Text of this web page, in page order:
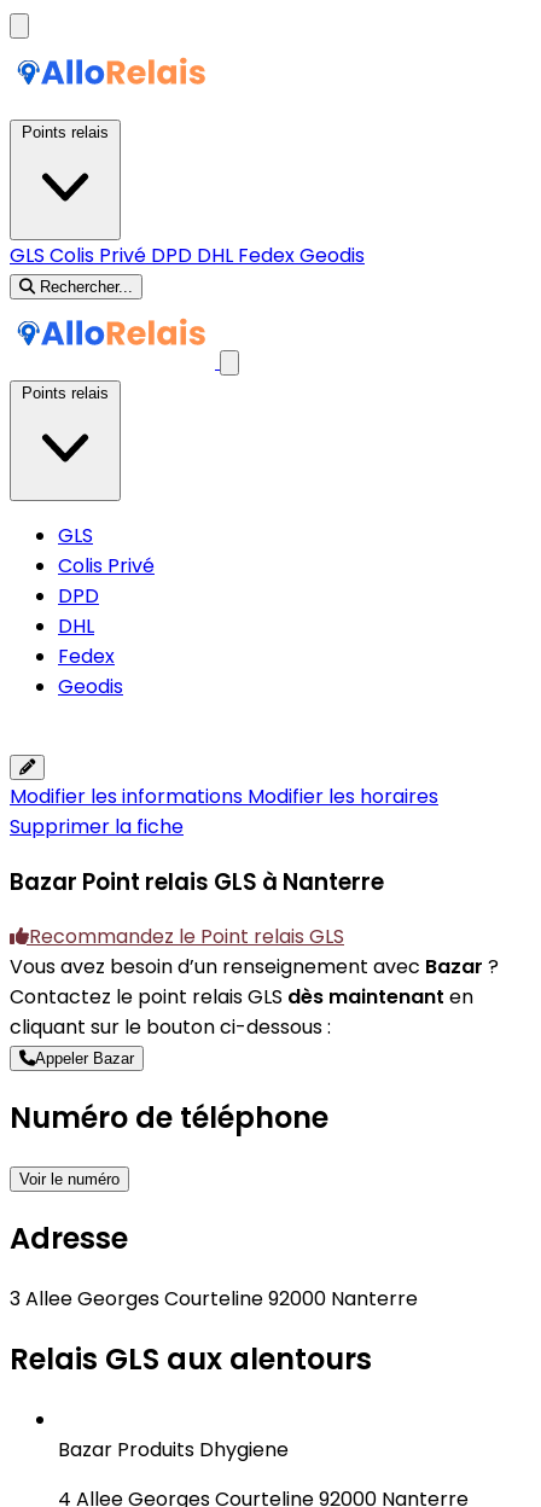
GLS Colis Privé DPD DHL FedexGeodis
Rechercher...
GLS
Colis Privé
DPD
DHL
Fedex
Geodis
Modifier les informations Modifier les horaires
Supprimer la fiche
Bazar Point relais GLS à Nanterre
Recommandez le Point relais GLS
Vous avez besoin d’un renseignement avec Bazar ?
Contactez le point relais GLS dès maintenant en
cliquant sur le bouton ci-dessous :
Appeler Bazar
Numéro de téléphone
Voir le numéro
Adresse
3 Allee Georges Courteline 92000 Nanterre
Relais GLS aux alentours
Bazar Produits Dhygiene
4 Allee Georges Courteline 92000 Nanterre